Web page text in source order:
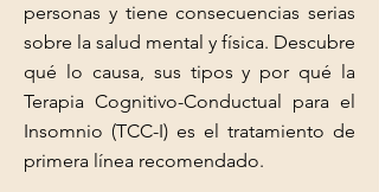
personas y tiene consecuencias serias
sobre la salud mental y física. Descubre
qué lo causa, sus tipos y por qué la
Terapia Cognitivo-Conductual para el
Insomnio (TCC-I) es el tratamiento de
primera línea recomendado.